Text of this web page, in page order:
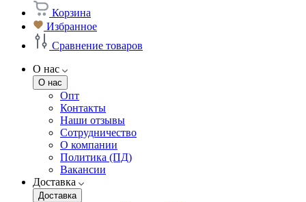
Корзина
Избранное
Сравнение товаров
О нас
О нас
Опт
Контакты
Наши отзывы
Сотрудничество
О компании
Политика (ПД)
Вакансии
Доставка
Доставка